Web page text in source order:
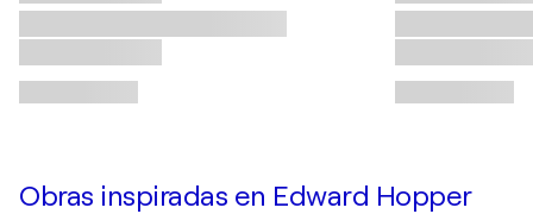
Obras inspiradas en Edward Hopper